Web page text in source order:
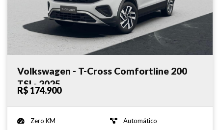
Volkswagen - T-Cross Comfortline 200
TSI - 2025
R$ 174.900
Zero KM
Automático